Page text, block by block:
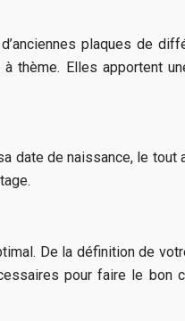
plaques de
Elles apportent
date de naissance, le tout
De la définition de
pour faire le bon